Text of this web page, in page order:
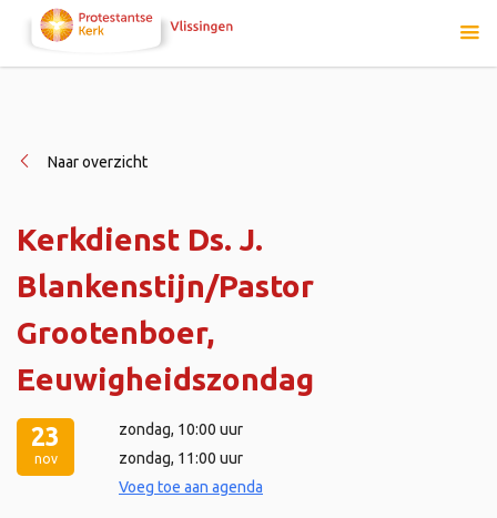
Naar overzicht
Kerkdienst Ds. J.
Blankenstijn/Pastor
Grootenboer,
Eeuwigheidszondag
23
nov
zondag, 10:00 uur
zondag, 11:00 uur
Voeg toe aan agenda